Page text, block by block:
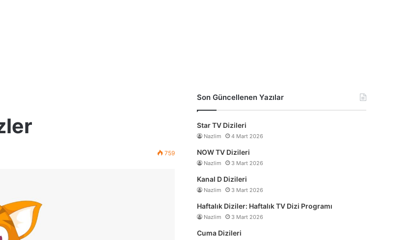
759
Son Güncellenen Yazılar
Star TV Dizileri
Nazlim 4 Mart 2026
NOW TV Dizileri
Nazlim 3 Mart 2026
Kanal D Dizileri
Nazlim 3 Mart 2026
Haftalık Diziler: Haftalık TV Dizi Programı
Nazlim 3 Mart 2026
Cuma Dizileri